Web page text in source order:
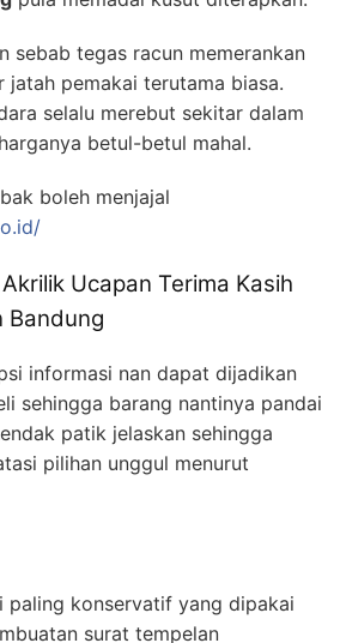
sebab tegas racun memerankan
jatah pemakai terutama biasa.
selalu merebut sekitar dalam
betul-betul mahal.
boleh menjajal
Ucapan Terima Kasih
Bandung
informasi nan dapat dijadikan
sehingga barang nantinya pandai
patik jelaskan sehingga
pilihan unggul menurut
paling konservatif yang dipakai
surat tempelan